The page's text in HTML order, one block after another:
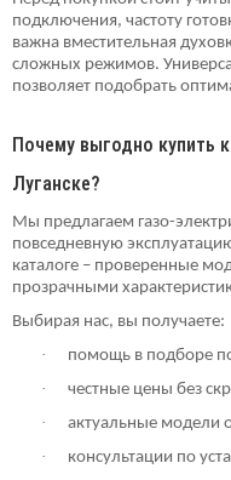
подключения, частоту
важна вместительная
сложных режимов.
позволяет подобрать
Почему выгодно купить
Луганске?
Мы предлагаем газо-
повседневную
каталоге – проверенные
прозрачными
Выбирая нас, вы получаете:
·
помощь в подборе
·
честные цены без
·
актуальные модели
·
консультации по